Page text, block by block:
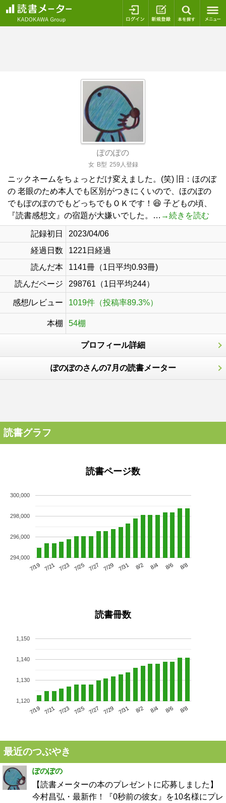
ログイン 新規登録
ぽのぽの
女 B型 259人登録
ニックネームをちょっとだけ変えました。(笑) 旧：ほのぼ
の 老眼のため本人でも区別がつきにくいので、ほのぼの
でもぽのぽのでもどっちでもＯＫです！😆 子どもの頃、
『読書感想文』の宿題が大嫌いでした。… →続きを読む
記録初日
2023/04/06
経過日数
1221日経過
読んだ本
1141冊（1日平均0.93冊)
読んだページ
298761（1日平均244）
感想/レビュー 1019件（投稿率89.3%）
本棚 54棚
プロフィール詳細
ぽのぽのさんの7月の読書メーター
読書グラフ
読書ページ数
7/19 7/21 7/23 7/25 7/27 7/29 7/31 8/2 8/4 8/6 8/8
294,000
296,000
298,000
300,000
読書冊数
7/19 7/21 7/23 7/25 7/27 7/29 7/31 8/2 8/4 8/6 8/8
1,120
1,130
1,140
1,150
最近のつぶやき
ぽのぽの
【読書メーターの本のプレゼントに応募しました】
今村昌弘・最新作！『0秒前の彼女』を10名様にプレ